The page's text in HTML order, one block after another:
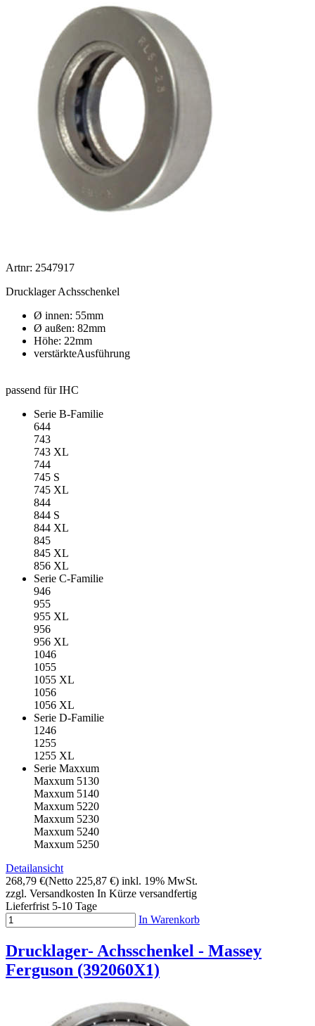
Artnr: 2547917
Drucklager Achsschenkel
Ø innen: 55mm
Ø außen: 82mm
Höhe: 22mm
verstärkteAusführung
passend für IHC
Serie B-Familie
644
743
743 XL
744
745 S
745 XL
844
844 S
844 XL
845
845 XL
856 XL
Serie C-Familie
946
955
955 XL
956
956 XL
1046
1055
1055 XL
1056
1056 XL
Serie D-Familie
1246
1255
1255 XL
Serie Maxxum
Maxxum 5130
Maxxum 5140
Maxxum 5220
Maxxum 5230
Maxxum 5240
Maxxum 5250
Detailansicht
268,79 €(Netto 225,87 €) inkl. 19% MwSt.
zzgl. Versandkosten In Kürze versandfertig
Lieferfrist 5-10 Tage
In Warenkorb
Drucklager- Achsschenkel - Massey
Ferguson (392060X1)